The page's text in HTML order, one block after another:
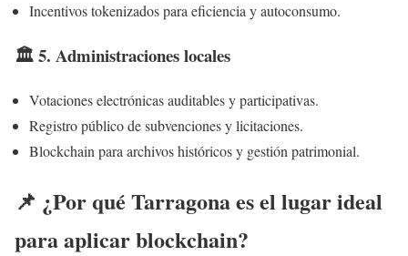
Incentivos tokenizados para eficiencia y autoconsumo.
🏛️ 5. Administraciones locales
Votaciones electrónicas auditables y participativas.
Registro público de subvenciones y licitaciones.
Blockchain para archivos históricos y gestión patrimonial.
📌 ¿Por qué Tarragona es el lugar ideal
para aplicar blockchain?